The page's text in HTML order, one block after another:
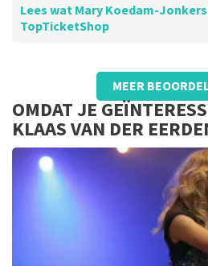
Lees wat Mary Koedam-
TopTicketShop
Beoordeling van Mary Koedam-
Goed geregeld
Alles duidelijk en goed geregeld.
MEER
OMDAT JE
KLAAS VAN DER